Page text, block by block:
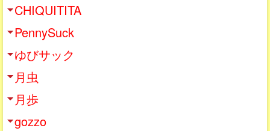
CHIQUITITA
PennySuck
ゆびサック
月虫
月歩
gozzo